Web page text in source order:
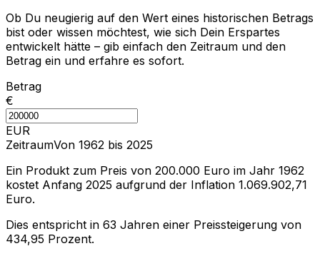
Ob Du neugierig auf den Wert eines historischen Betrags
bist oder wissen möchtest, wie sich Dein Erspartes
entwickelt hätte – gib einfach den Zeitraum und den
Betrag ein und erfahre es sofort.
Betrag
€
EUR
ZeitraumVon 1962 bis 2025
Ein Produkt zum Preis von 200.000 Euro im Jahr 1962
kostet Anfang 2025 aufgrund der Inflation 1.069.902,71
Euro.
Dies entspricht in 63 Jahren einer Preissteigerung von
434,95 Prozent.